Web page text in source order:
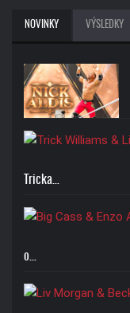
NOVINKY VÝSLEDKY
Tricka…
o…